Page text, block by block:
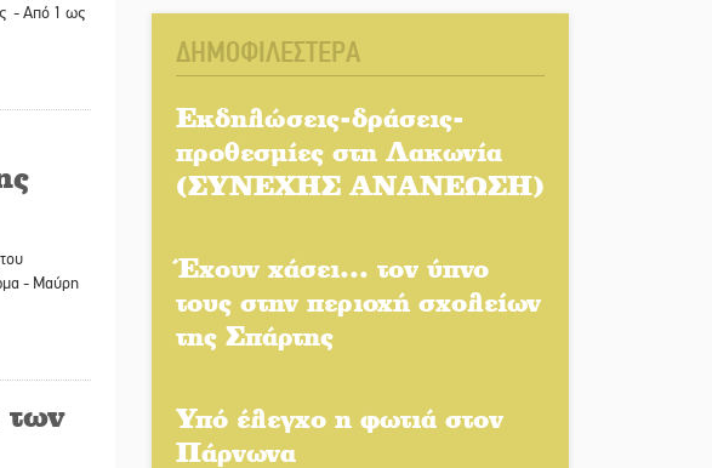
- Από 1 ως
- Μαύρη
των
ΔΗΜΟΦΙΛΕΣΤΕΡΑ
Εκδηλώσεις-δράσεις-
προθεσμίες στη Λακωνία
(ΣΥΝΕΧΗΣ ΑΝΑΝΕΩΣΗ)
Έχουν χάσει... τον ύπνο
τους στην περιοχή σχολείων
της Σπάρτης
Υπό έλεγχο η φωτιά στον
Πάρνωνα